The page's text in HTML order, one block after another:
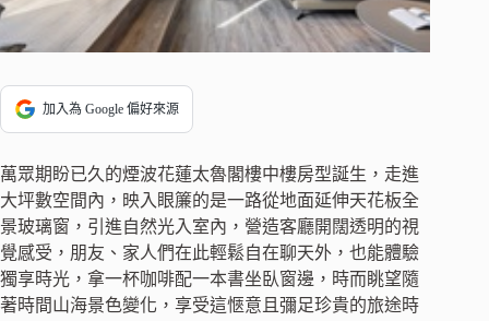
加入為 Google 偏好來源
萬眾期盼已久的煙波花蓮太魯閣樓中樓房型誕生，走進
大坪數空間內，映入眼簾的是一路從地面延伸天花板全
景玻璃窗，引進自然光入室內，營造客廳開闊透明的視
覺感受，朋友、家人們在此輕鬆自在聊天外，也能體驗
獨享時光，拿一杯咖啡配一本書坐臥窗邊，時而眺望隨
著時間山海景色變化，享受這愜意且彌足珍貴的旅途時